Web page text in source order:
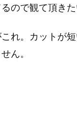
ので観て頂きた
れ。カットが
ん。